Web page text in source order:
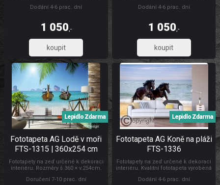
v ČR. Snadné lepení ve čtyřech
Dodání 4-6 prac. dní
1 050,-
867,77
v ČR. Snadné lepení ve čtyřech
Dodání 4-6 prac. dní
1 050,-
867,77
Fototapeta AG Lodě v moři
FTS-1315 | 360x254 cm
Fototapety na zeď určené k dekoraci
interiéru. Rozměry š.360 × v.254cm.
v ČR. Snadné lepení ve čtyřech
Lepidlo Zdarma
Doručení 7-10 prac. dní
Fototapeta AG Koně na pláži
FTS-1336
Fototapety na zeď určené k dekoraci
interiéru. Kvalitní fototapeta vyrobená
Jednoduché lepení fototapety ve
Lepidlo Zdarma
Dodání 4-6 prac. dní